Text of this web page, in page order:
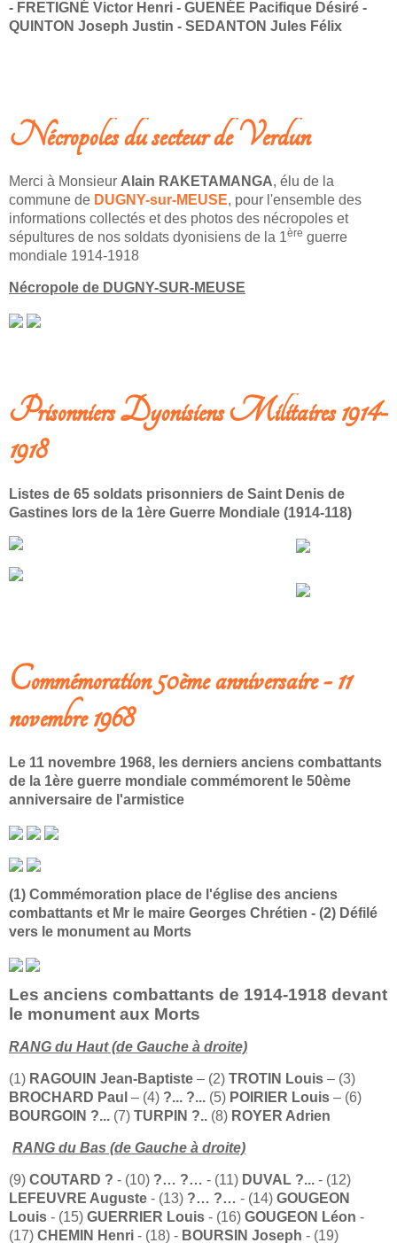
- FRETIGNÉ Victor Henri - GUENÉE Pacifique Désiré -
QUINTON Joseph Justin - SEDANTON Jules Félix
Nécropoles du secteur de Verdun
Merci à Monsieur Alain RAKETAMANGA, élu de la
commune de DUGNY-sur-MEUSE, pour l'ensemble des
informations collectés et des photos des nécropoles et
sépultures de nos soldats dyonisiens de la 1ère guerre
mondiale 1914-1918
Nécropole de DUGNY-SUR-MEUSE
Prisonniers Dyonisiens Militaires 1914-
1918
Listes de 65 soldats prisonniers de Saint Denis de
Gastines lors de la 1ère Guerre Mondiale (1914-118)
Commémoration 50ème anniversaire - 11
novembre 1968
Le 11 novembre 1968, les derniers anciens combattants
de la 1ère guerre mondiale commémorent le 50ème
anniversaire de l'armistice
(1) Commémoration place de l'église des anciens
combattants et Mr le maire Georges Chrétien - (2) Défilé
vers le monument au Morts
Les anciens combattants de 1914-1918 devant
le monument aux Morts
RANG du Haut (de Gauche à droite)
(1) RAGOUIN Jean-Baptiste – (2) TROTIN Louis – (3)
BROCHARD Paul – (4) ?... ?... (5) POIRIER Louis – (6)
BOURGOIN ?... (7) TURPIN ?.. (8) ROYER Adrien
RANG du Bas (de Gauche à droite)
(9) COUTARD ? - (10) ?… ?… - (11) DUVAL ?... - (12)
LEFEUVRE Auguste - (13) ?… ?… - (14) GOUGEON
Louis - (15) GUERRIER Louis - (16) GOUGEON Léon -
(17) CHEMIN Henri - (18) - BOURSIN Joseph - (19)